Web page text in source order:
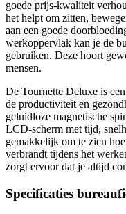
goede prijs-kwaliteit
het helpt om zitten,
aan een goede
werkoppervlak kan je de
gebruiken. Deze hoort
mensen.
De Tournette Deluxe is
de productiviteit en
geluidloze magnetische
LCD-scherm met tijd,
gemakkelijk om te zien
verbrandt tijdens het
zorgt ervoor dat je altijd
Specificaties